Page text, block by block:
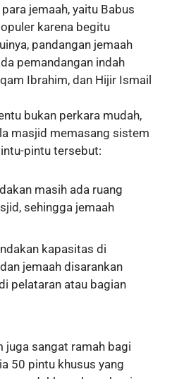
jemaah, yaitu Babus
karena begitu
pandangan jemaah
pemandangan indah
Ibrahim, dan Hijir Ismail
bukan perkara mudah,
masjid memasang sistem
pintu tersebut:
masih ada ruang
sehingga jemaah
kapasitas di
jemaah disarankan
pelataran atau bagian
juga sangat ramah bagi
50 pintu khusus yang